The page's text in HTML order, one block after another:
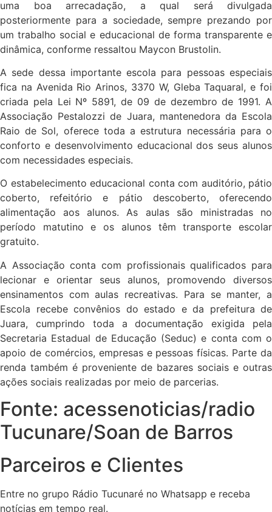
uma boa arrecadação, a qual será divulgada
posteriormente para a sociedade, sempre prezando por
um trabalho social e educacional de forma transparente e
dinâmica, conforme ressaltou Maycon Brustolin.
A sede dessa importante escola para pessoas especiais
fica na Avenida Rio Arinos, 3370 W, Gleba Taquaral, e foi
criada pela Lei Nº 5891, de 09 de dezembro de 1991. A
Associação Pestalozzi de Juara, mantenedora da Escola
Raio de Sol, oferece toda a estrutura necessária para o
conforto e desenvolvimento educacional dos seus alunos
com necessidades especiais.
O estabelecimento educacional conta com auditório, pátio
coberto, refeitório e pátio descoberto, oferecendo
alimentação aos alunos. As aulas são ministradas no
período matutino e os alunos têm transporte escolar
gratuito.
A Associação conta com profissionais qualificados para
lecionar e orientar seus alunos, promovendo diversos
ensinamentos com aulas recreativas. Para se manter, a
Escola recebe convênios do estado e da prefeitura de
Juara, cumprindo toda a documentação exigida pela
Secretaria Estadual de Educação (Seduc) e conta com o
apoio de comércios, empresas e pessoas físicas. Parte da
renda também é proveniente de bazares sociais e outras
ações sociais realizadas por meio de parcerias.
Fonte: acessenoticias/radio
Tucunare/Soan de Barros
Parceiros e Clientes
Entre no grupo Rádio Tucunaré no Whatsapp e receba
notícias em tempo real.